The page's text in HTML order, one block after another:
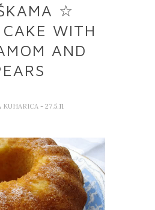
☆
WITH
AND
KUHARICA - 27.5.11